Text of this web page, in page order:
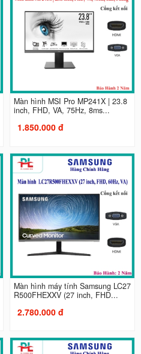
Màn hình MSI Pro MP241X | 23.8
inch, FHD, VA, 75Hz, 8ms...
1.850.000 đ
Màn hình máy tính Samsung LC27
R500FHEXXV (27 inch, FHD...
2.780.000 đ